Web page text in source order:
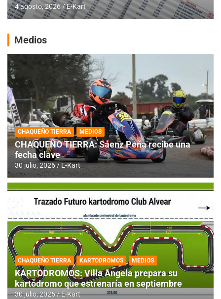
4 agosto, 2026 E-Kart
Medios
CHAQUEÑO TIERRA MEDIOS
CHAQUEÑO TIERRA: Sáenz Peña recibe una
fecha clave
30 julio, 2026 E-Kart
CHAQUEÑO TIERRA KARTODROMOS MEDIOS
KARTODROMOS: Villa Angela prepara su
kartódromo que estrenaría en septiembre
30 julio, 2026 E-Kart